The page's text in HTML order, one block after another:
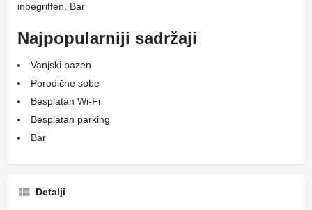
inbegriffen, Bar
Najpopularniji sadržaji
Vanjski bazen
Porodične sobe
Besplatan Wi-Fi
Besplatan parking
Bar
Detalji